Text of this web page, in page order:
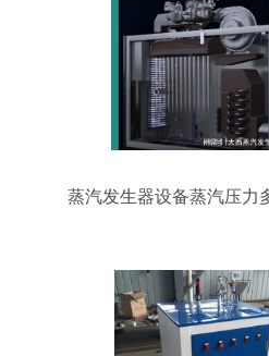
蒸汽发生器设备蒸汽压力